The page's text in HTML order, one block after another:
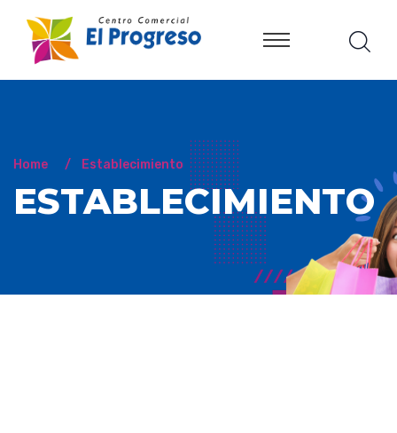
Home Establecimiento
ESTABLECIMIENTO